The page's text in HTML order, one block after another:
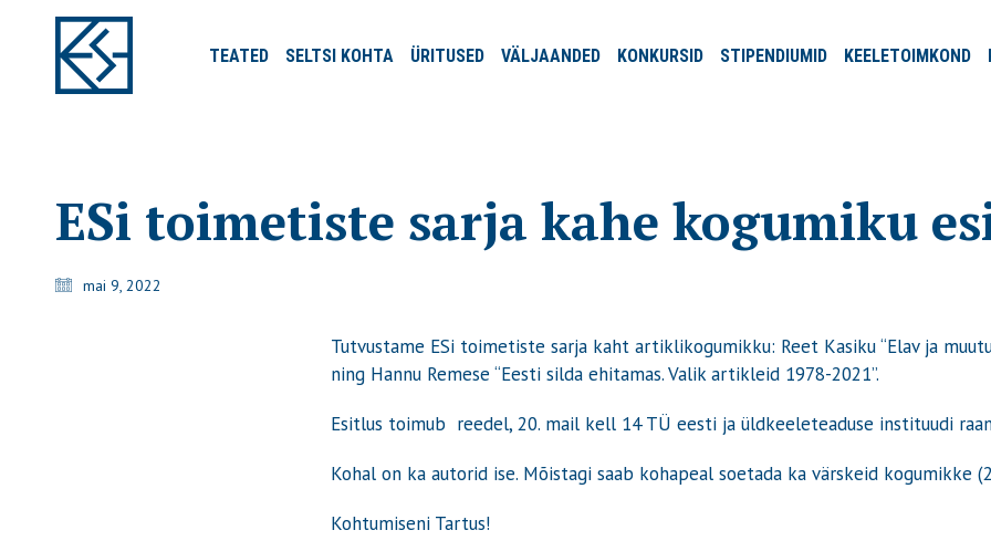
TEATED SELTSI KOHTA ÜRITUSED VÄLJAANDED KONKURSID STIPENDIUMID KEELETOIMKOND
ESi toimetiste sarja kahe kogumiku
mai 9, 2022
Tutvustame ESi toimetiste sarja kaht artiklikogumikku: Reet Kasiku “Elav ja
ning Hannu Remese “Eesti silda ehitamas. Valik artikleid 1978-2021”.
Esitlus toimub reedel, 20. mail kell 14 TÜ eesti ja üldkeeleteaduse instituudi
Kohal on ka autorid ise. Mõistagi saab kohapeal soetada ka värskeid kogumikke
Kohtumiseni Tartus!